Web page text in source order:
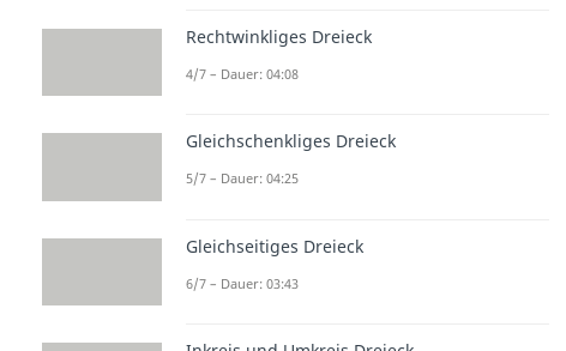
Rechtwinkliges Dreieck
4/7 – Dauer: 04:08
Gleichschenkliges Dreieck
5/7 – Dauer: 04:25
Gleichseitiges Dreieck
6/7 – Dauer: 03:43